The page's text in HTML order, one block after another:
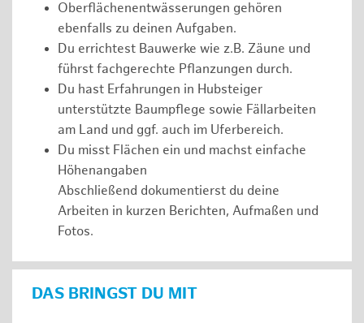
Oberflächenentwässerungen gehören
ebenfalls zu deinen Aufgaben.
Du errichtest Bauwerke wie z.B. Zäune und
führst fachgerechte Pflanzungen durch.
Du hast Erfahrungen in Hubsteiger
unterstützte Baumpflege sowie Fällarbeiten
am Land und ggf. auch im Uferbereich.
Du misst Flächen ein und machst einfache
Höhenangaben
Abschließend dokumentierst du deine
Arbeiten in kurzen Berichten, Aufmaßen und
Fotos.
DAS BRINGST DU MIT